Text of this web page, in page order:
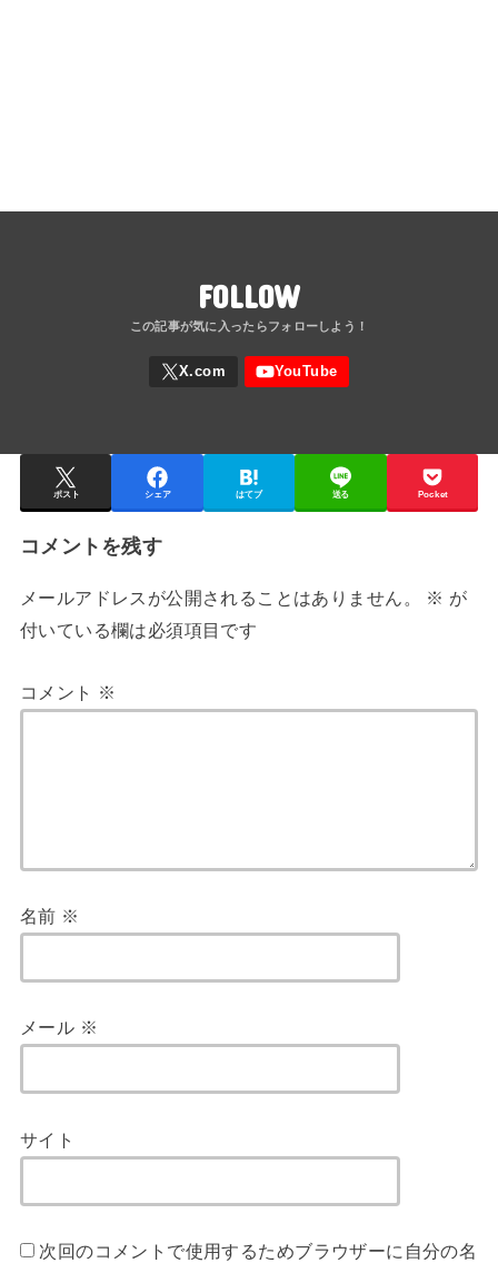
FOLLOW
ポスト シェア はてブ 送る Pocket
コメントを残す
メールアドレスが公開されることはありません。 ※ が
付いている欄は必須項目です
コメント ※
名前 ※
メール ※
サイト
次回のコメントで使用するためブラウザーに自分の名